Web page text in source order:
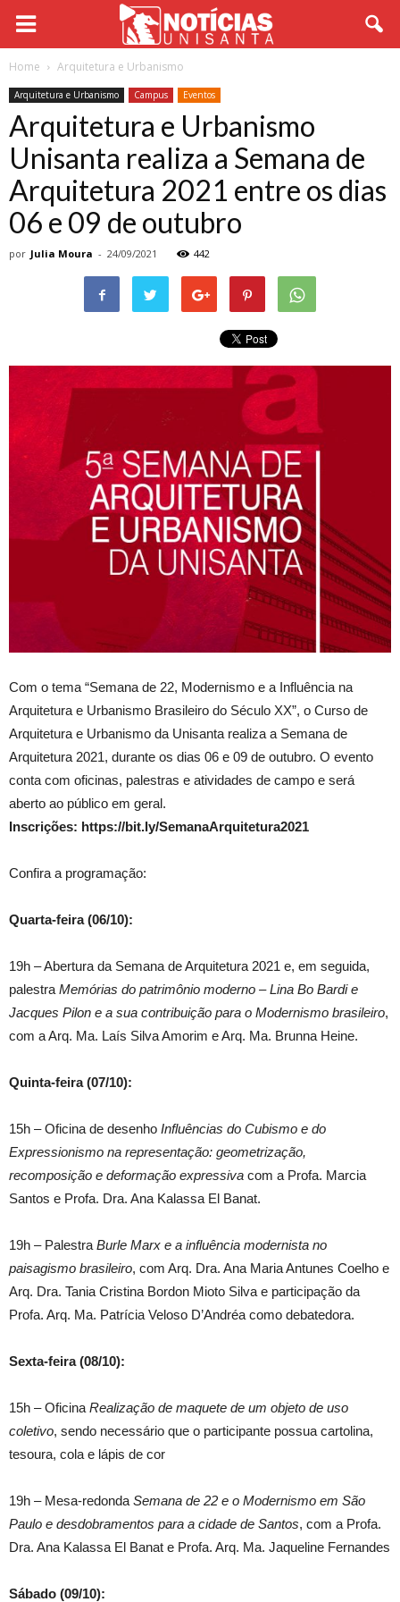
Home Arquitetura e Urbanismo
Arquitetura e Urbanismo Campus Eventos
Arquitetura e Urbanismo
Unisanta realiza a Semana de
Arquitetura 2021 entre os dias
06 e 09 de outubro
por Julia Moura - 24/09/2021 442
Com o tema “Semana de 22, Modernismo e a Influência na
Arquitetura e Urbanismo Brasileiro do Século XX”, o Curso de
Arquitetura e Urbanismo da Unisanta realiza a Semana de
Arquitetura 2021, durante os dias 06 e 09 de outubro. O evento
conta com oficinas, palestras e atividades de campo e será
aberto ao público em geral.
Inscrições: https://bit.ly/SemanaArquitetura2021
Confira a programação:
Quarta-feira (06/10):
19h – Abertura da Semana de Arquitetura 2021 e, em seguida,
palestra Memórias do patrimônio moderno – Lina Bo Bardi e
Jacques Pilon e a sua contribuição para o Modernismo brasileiro,
com a Arq. Ma. Laís Silva Amorim e Arq. Ma. Brunna Heine.
Quinta-feira (07/10):
15h – Oficina de desenho Influências do Cubismo e do
Expressionismo na representação: geometrização,
recomposição e deformação expressiva com a Profa. Marcia
Santos e Profa. Dra. Ana Kalassa El Banat.
19h – Palestra Burle Marx e a influência modernista no
paisagismo brasileiro, com Arq. Dra. Ana Maria Antunes Coelho e
Arq. Dra. Tania Cristina Bordon Mioto Silva e participação da
Profa. Arq. Ma. Patrícia Veloso D’Andréa como debatedora.
Sexta-feira (08/10):
15h – Oficina Realização de maquete de um objeto de uso
coletivo, sendo necessário que o participante possua cartolina,
tesoura, cola e lápis de cor
19h – Mesa-redonda Semana de 22 e o Modernismo em São
Paulo e desdobramentos para a cidade de Santos, com a Profa.
Dra. Ana Kalassa El Banat e Profa. Arq. Ma. Jaqueline Fernandes
Sábado (09/10):